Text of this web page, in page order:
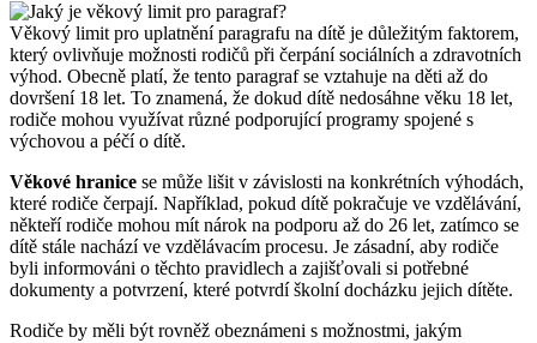
Věkový limit pro uplatnění paragrafu na dítě je důležitým faktorem,
který ovlivňuje možnosti rodičů při čerpání sociálních a zdravotních
výhod. Obecně platí, že tento paragraf se vztahuje na děti až do
dovršení 18 let. To znamená, že dokud dítě nedosáhne věku 18 let,
rodiče mohou využívat různé podporující programy spojené s
výchovou a péčí o dítě.
Věkové hranice se může lišit v závislosti na konkrétních výhodách,
které rodiče čerpají. Například, pokud dítě pokračuje ve vzdělávání,
někteří rodiče mohou mít nárok na podporu až do 26 let, zatímco se
dítě stále nachází ve vzdělávacím procesu. Je zásadní, aby rodiče
byli informováni o těchto pravidlech a zajišťovali si potřebné
dokumenty a potvrzení, které potvrdí školní docházku jejich dítěte.
Rodiče by měli být rovněž obeznámeni s možnostmi, jakým